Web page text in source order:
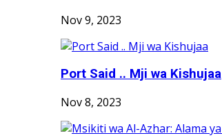
Nov 9, 2023
Port Said .. Mji wa Kishujaa
Nov 8, 2023